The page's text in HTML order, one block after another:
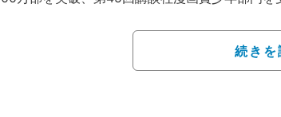
日本をW杯優勝に導くエゴイストストライカー
続きを